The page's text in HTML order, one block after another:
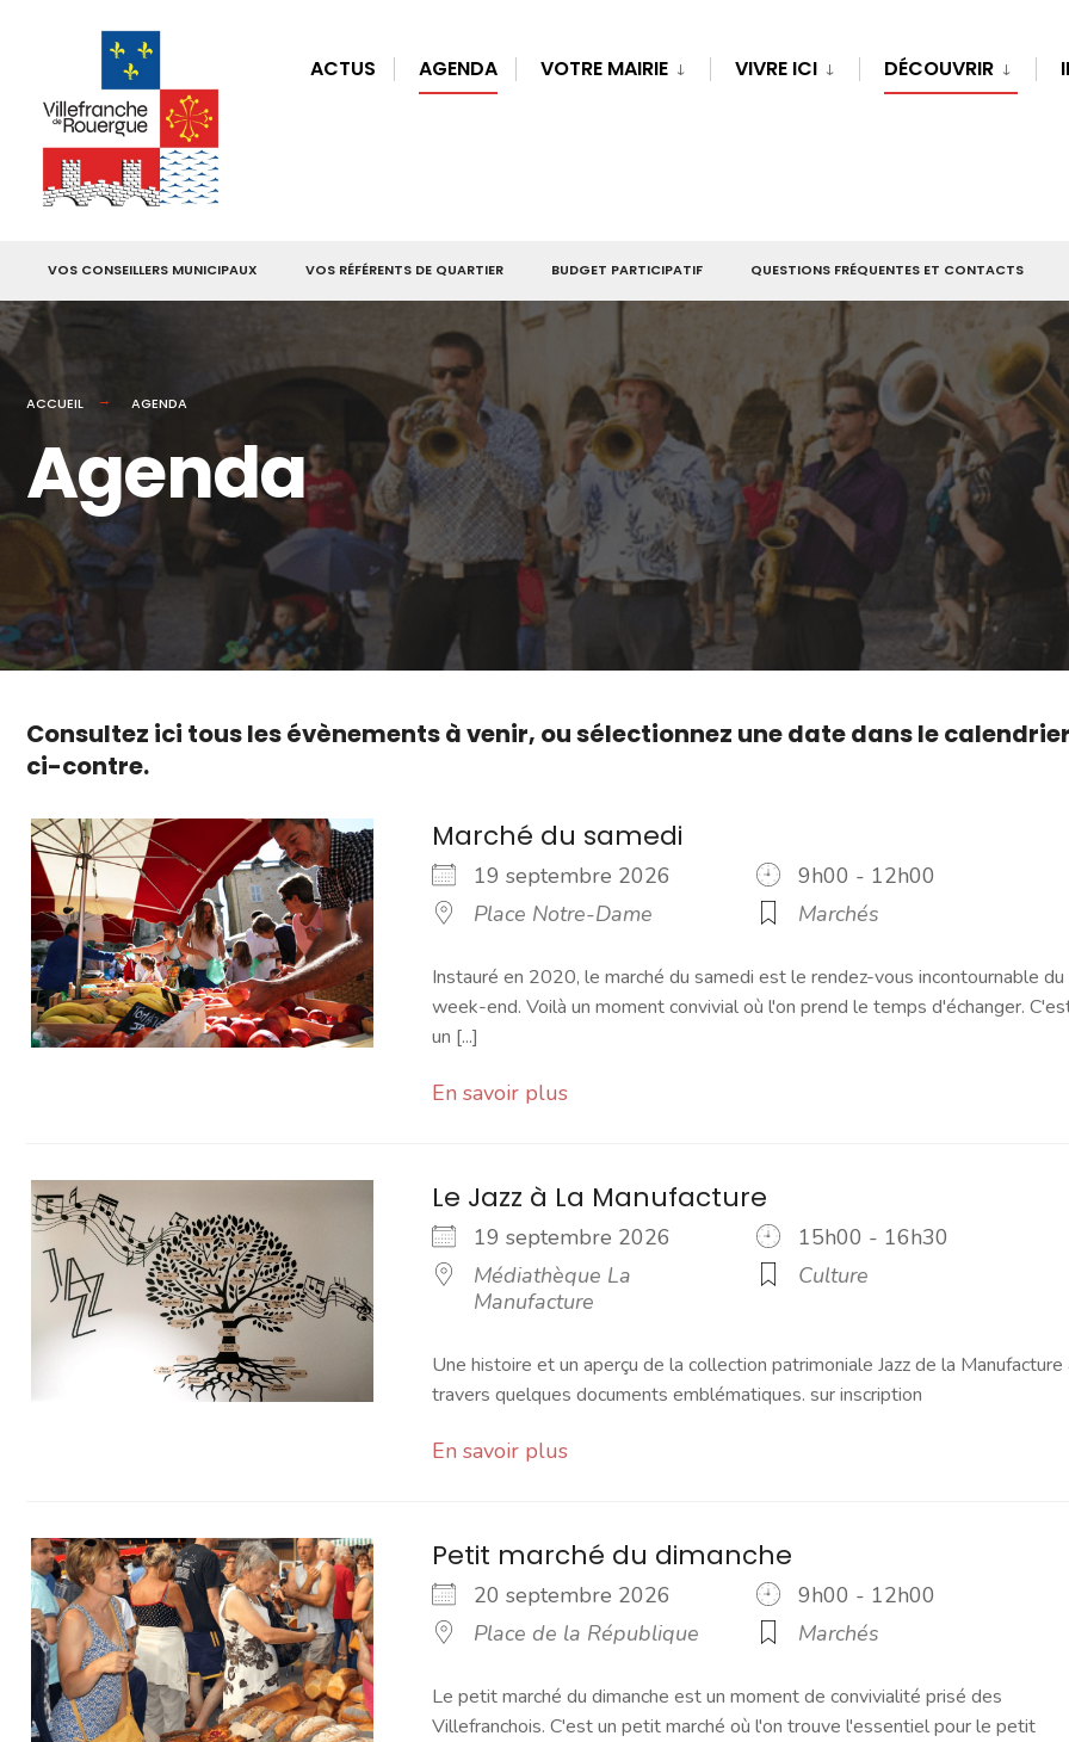
ACTUS AGENDA VOTRE MAIRIE VIVRE ICI DÉCOUVRIR
VOS CONSEILLERS MUNICIPAUX VOS RÉFÉRENTS DE QUARTIER BUDGET PARTICIPATIF QUESTIONS FRÉQUENTES ET CONTACTS
ACCUEIL AGENDA
Agenda
Consultez ici tous les évènements à venir, ou sélectionnez une date dans le
ci-contre.
Marché du samedi
19 septembre 2026
9h00 - 12h00
Place Notre-Dame
Marchés
Instauré en 2020, le marché du samedi est le rendez-vous incontournable du
week-end. Voilà un moment convivial où l'on prend le temps d'échanger.
un [...]
En savoir plus
Le Jazz à La Manufacture
19 septembre 2026
15h00 - 16h30
Médiathèque La
Manufacture
Culture
Une histoire et un aperçu de la collection patrimoniale Jazz de la Manufacture
travers quelques documents emblématiques. sur inscription
En savoir plus
Petit marché du dimanche
20 septembre 2026
9h00 - 12h00
Place de la République
Marchés
Le petit marché du dimanche est un moment de convivialité prisé des
Villefranchois. C'est un petit marché où l'on trouve l'essentiel pour le petit